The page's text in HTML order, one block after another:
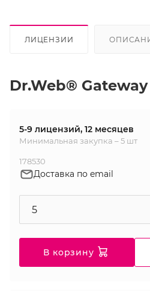
ЛИЦЕНЗИИ
Dr.Web®
5-9 лицензий, 12 месяцев
Минимальная закупка – 5 шт
178530
Доставка по email
В корзину